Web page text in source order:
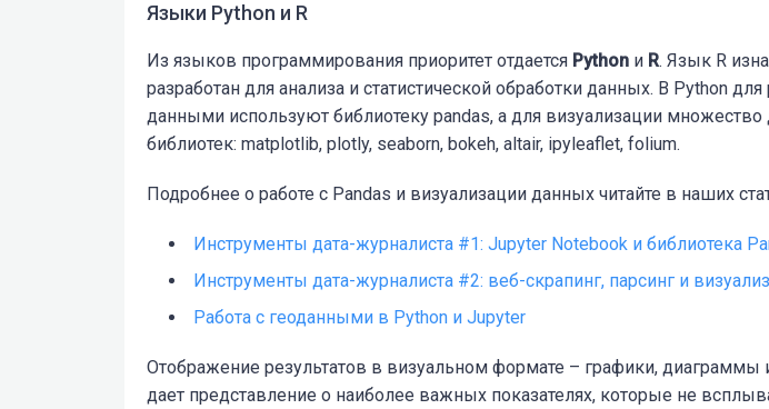
Языки Python и R
Из языков программирования приоритет отдается Python и R. Язык R
разработан для анализа и статистической обработки данных. В Python
данными используют библиотеку pandas, а для визуализации множество
библиотек: matplotlib, plotly, seaborn, bokeh, altair, ipyleaflet, folium.
Подробнее о работе с Pandas и визуализации данных читайте в наших
Инструменты дата-журналиста #1: Jupyter Notebook и библиотека
Инструменты дата-журналиста #2: веб-скрапинг, парсинг и
Работа с геоданными в Python и Jupyter
Отображение результатов в визуальном формате – графики, диаграммы
дает представление о наиболее важных показателях, которые не